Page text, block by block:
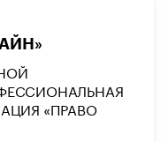
«ПРАВО